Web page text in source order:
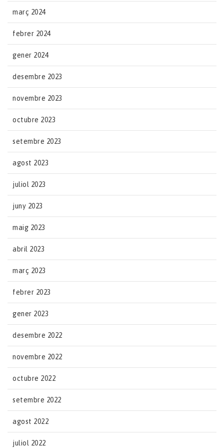
març 2024
febrer 2024
gener 2024
desembre 2023
novembre 2023
octubre 2023
setembre 2023
agost 2023
juliol 2023
juny 2023
maig 2023
abril 2023
març 2023
febrer 2023
gener 2023
desembre 2022
novembre 2022
octubre 2022
setembre 2022
agost 2022
juliol 2022